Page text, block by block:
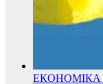
ЕКОНОМІКА